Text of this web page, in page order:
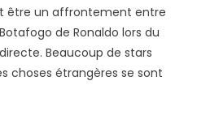
être un affrontement entre
de Ronaldo lors du
Beaucoup de stars
choses étrangères se sont